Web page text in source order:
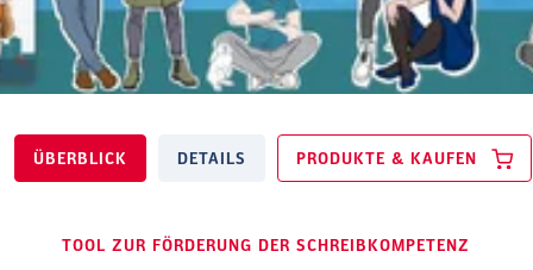
ÜBERBLICK DETAILS PRODUKTE & KAUFEN
TOOL ZUR FÖRDERUNG DER SCHREIBKOMPETENZ